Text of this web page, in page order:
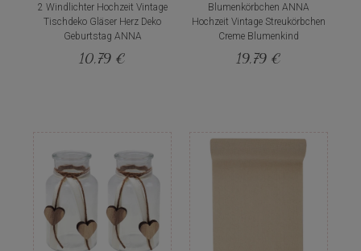
2 Windlichter Hochzeit Vintage
Tischdeko Gläser Herz Deko
Geburtstag ANNA
10,79 €
Blumenkörbchen ANNA
Hochzeit Vintage Streukörbchen
Creme Blumenkind
19,79 €